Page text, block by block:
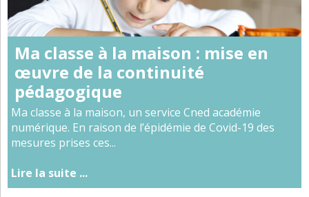
Ma classe à la maison : mise en
œuvre de la continuité
pédagogique
Ma classe à la maison, un service Cned académie
numérique. En raison de l’épidémie de Covid-19 des
mesures prises ces...
Lire la suite ...